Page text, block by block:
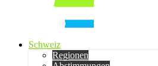
Schweiz
Regionen